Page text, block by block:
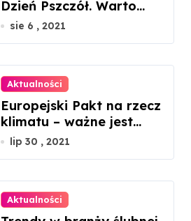
Dzień Pszczół. Warto
docenić ich rolę w
sie 6 , 2021
Aktualności
Europejski Pakt na rzecz
klimatu – ważne jest
zaangażowanie każdego
lip 30 , 2021
Aktualności